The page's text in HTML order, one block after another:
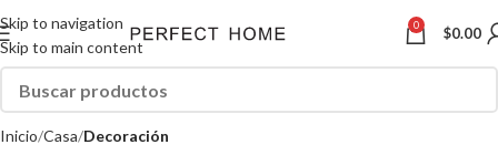
Skip to navigation
Skip to main content
0 $0.00
Inicio Casa Decoración